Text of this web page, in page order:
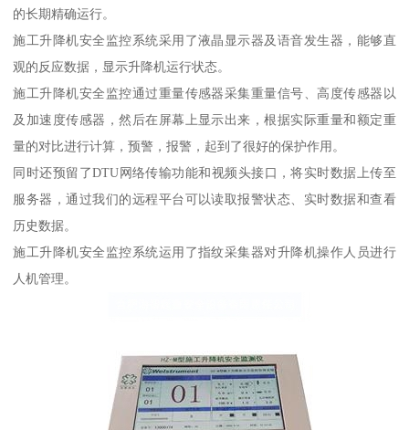
的长期精确运行。
施工升降机安全监控系统采用了液晶显示器及语音发生器，能够直
观的反应数据，显示升降机运行状态。
施工升降机安全监控通过重量传感器采集重量信号、高度传感器以
及加速度传感器，然后在屏幕上显示出来，根据实际重量和额定重
量的对比进行计算，预警，报警，起到了很好的保护作用。
同时还预留了DTU网络传输功能和视频头接口，将实时数据上传至
服务器，通过我们的远程平台可以读取报警状态、实时数据和查看
历史数据。
施工升降机安全监控系统运用了指纹采集器对升降机操作人员进行
人机管理。